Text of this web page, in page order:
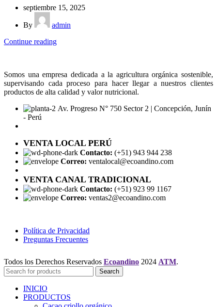
septiembre 15, 2025
By
admin
Continue reading
Somos una empresa dedicada a la agricultura orgánica sostenible,
supervisando cada proceso para hacer llegar a nuestros clientes
productos de alta calidad y valor nutricional.
Av. Progreso N° 750 Sector 2 | Concepción, Junín
- Perú
VENTA LOCAL PERÚ
Contacto: (+51) 943 944 238
Correo: ventalocal@ecoandino.com
VENTA CANAL TRADICIONAL
Contacto: (+51) 923 99 1167
Correo: ventas2@ecoandino.com
Política de Privacidad
Preguntas Frecuentes
Todos los Derechos Reservados Ecoandino 2024 ATM.
Search
INICIO
PRODUCTOS